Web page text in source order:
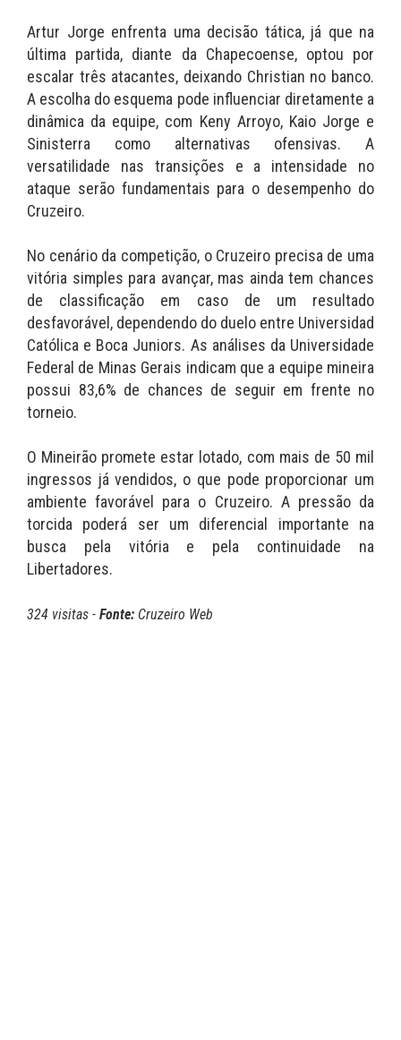
Artur Jorge enfrenta uma decisão tática, já que na
última partida, diante da Chapecoense, optou por
escalar três atacantes, deixando Christian no banco.
A escolha do esquema pode influenciar diretamente a
dinâmica da equipe, com Keny Arroyo, Kaio Jorge e
Sinisterra como alternativas ofensivas. A
versatilidade nas transições e a intensidade no
ataque serão fundamentais para o desempenho do
Cruzeiro.
No cenário da competição, o Cruzeiro precisa de uma
vitória simples para avançar, mas ainda tem chances
de classificação em caso de um resultado
desfavorável, dependendo do duelo entre Universidad
Católica e Boca Juniors. As análises da Universidade
Federal de Minas Gerais indicam que a equipe mineira
possui 83,6% de chances de seguir em frente no
torneio.
O Mineirão promete estar lotado, com mais de 50 mil
ingressos já vendidos, o que pode proporcionar um
ambiente favorável para o Cruzeiro. A pressão da
torcida poderá ser um diferencial importante na
busca pela vitória e pela continuidade na
Libertadores.
324 visitas - Fonte: Cruzeiro Web